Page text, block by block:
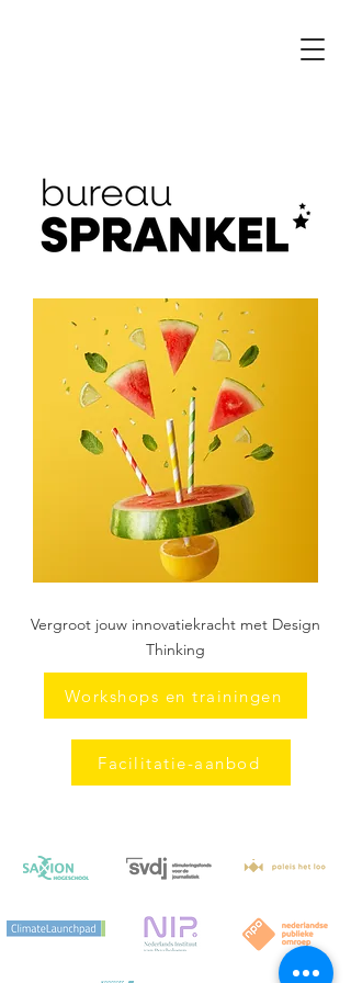
Vergroot jouw innovatiekracht met Design
Thinking
Workshops en trainingen
Facilitatie-aanbod